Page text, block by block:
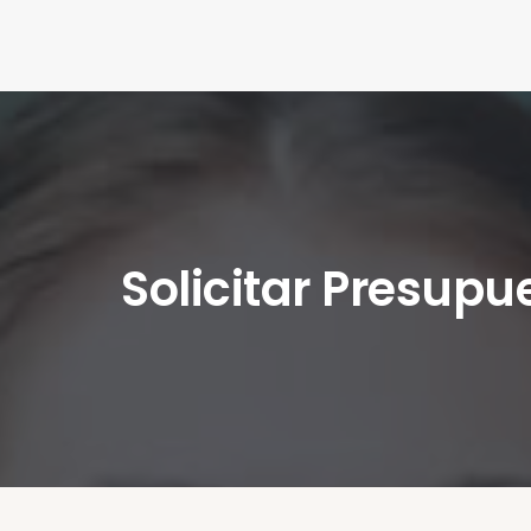
Solicitar